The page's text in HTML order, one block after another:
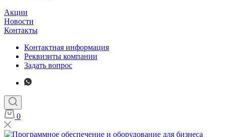
Акции
Новости
Контакты
Контактная информация
Реквизиты компании
Задать вопрос
0